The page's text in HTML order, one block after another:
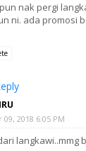
nak pergi
ni. ada promosi
2018 6:05 PM
langkawi..mmg